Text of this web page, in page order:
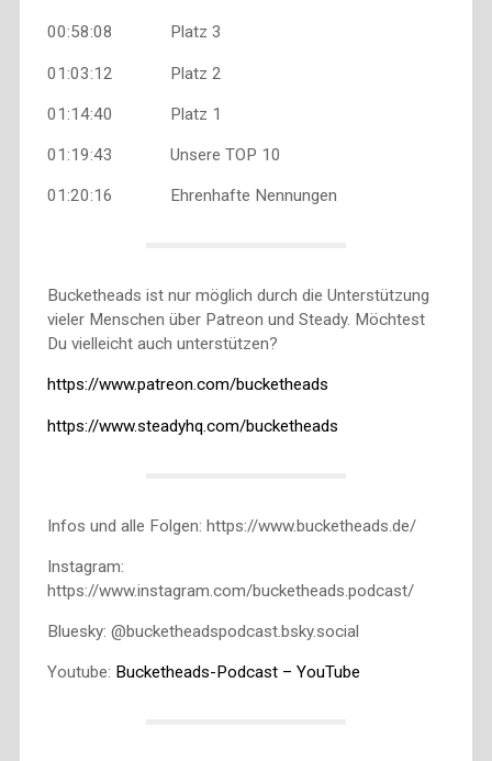
00:58:08 Platz 3
01:03:12 Platz 2
01:14:40 Platz 1
01:19:43 Unsere TOP 10
01:20:16 Ehrenhafte Nennungen
Bucketheads ist nur möglich durch die Unterstützung
vieler Menschen über Patreon und Steady. Möchtest
Du vielleicht auch unterstützen?
https://www.patreon.com/bucketheads
https://www.steadyhq.com/bucketheads
Infos und alle Folgen: https://www.bucketheads.de/
Instagram:
https://www.instagram.com/bucketheads.podcast/
Bluesky: @bucketheadspodcast.bsky.social
Youtube: Bucketheads-Podcast – YouTube